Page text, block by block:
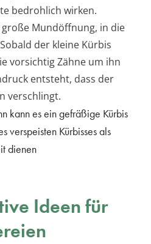
bedrohlich wirken.
Mundöffnung, in die
der kleine Kürbis
vorsichtig Zähne um ihn
entsteht, dass der
verschlingt.
kann es ein gefräßige Kürbis
verspeisten Kürbisses als
dienen
Ideen für